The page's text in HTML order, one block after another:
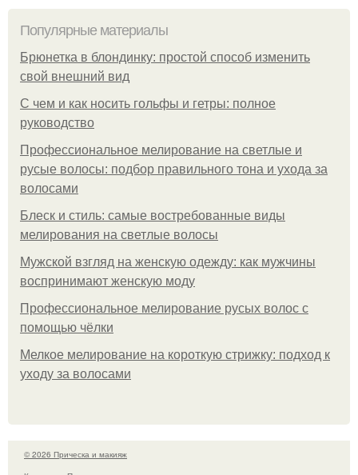
Популярные материалы
Брюнетка в блондинку: простой способ изменить
свой внешний вид
С чем и как носить гольфы и гетры: полное
руководство
Профессиональное мелирование на светлые и
русые волосы: подбор правильного тона и ухода за
волосами
Блеск и стиль: самые востребованные виды
мелирования на светлые волосы
Мужской взгляд на женскую одежду: как мужчины
воспринимают женскую моду
Профессиональное мелирование русых волос с
помощью чёлки
Мелкое мелирование на короткую стрижку: подход к
уходу за волосами
© 2026 Прическа и макияж